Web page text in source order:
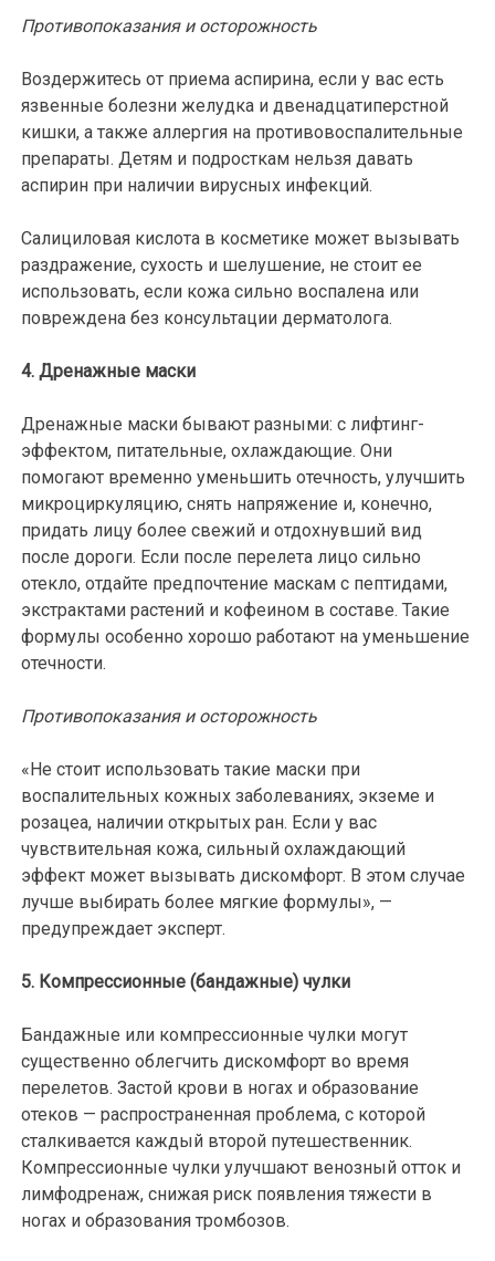
Противопоказания и осторожность
Воздержитесь от приема аспирина, если у вас есть
язвенные болезни желудка и двенадцатиперстной
кишки, а также аллергия на противовоспалительные
препараты. Детям и подросткам нельзя давать
аспирин при наличии вирусных инфекций.
Салициловая кислота в косметике может вызывать
раздражение, сухость и шелушение, не стоит ее
использовать, если кожа сильно воспалена или
повреждена без консультации дерматолога.
4. Дренажные маски
Дренажные маски бывают разными: с лифтинг-
эффектом, питательные, охлаждающие. Они
помогают временно уменьшить отечность, улучшить
микроциркуляцию, снять напряжение и, конечно,
придать лицу более свежий и отдохнувший вид
после дороги. Если после перелета лицо сильно
отекло, отдайте предпочтение маскам с пептидами,
экстрактами растений и кофеином в составе. Такие
формулы особенно хорошо работают на уменьшение
отечности.
Противопоказания и осторожность
«Не стоит использовать такие маски при
воспалительных кожных заболеваниях, экземе и
розацеа, наличии открытых ран. Если у вас
чувствительная кожа, сильный охлаждающий
эффект может вызывать дискомфорт. В этом случае
лучше выбирать более мягкие формулы», —
предупреждает эксперт.
5. Компрессионные (бандажные) чулки
Бандажные или компрессионные чулки могут
существенно облегчить дискомфорт во время
перелетов. Застой крови в ногах и образование
отеков — распространенная проблема, с которой
сталкивается каждый второй путешественник.
Компрессионные чулки улучшают венозный отток и
лимфодренаж, снижая риск появления тяжести в
ногах и образования тромбозов.